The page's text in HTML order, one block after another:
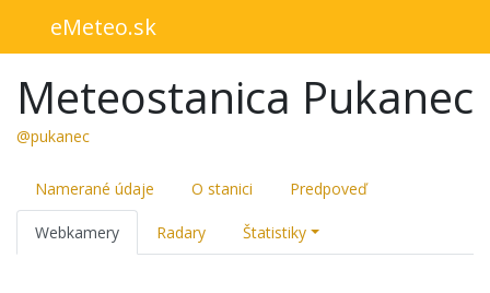
eMeteo.sk
Meteostanica Pukanec
@pukanec
Namerané údaje O stanici Predpoveď
Webkamery Radary Štatistiky